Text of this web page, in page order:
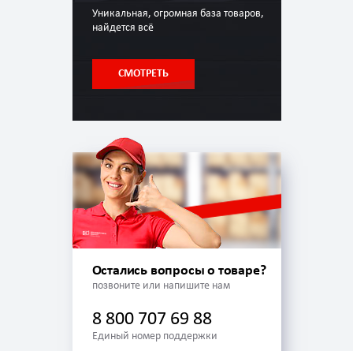
Уникальная, огромная база товаров,
найдется всё
СМОТРЕТЬ
Остались вопросы о товаре?
позвоните или напишите нам
8 800 707 69 88
Единый номер поддержки